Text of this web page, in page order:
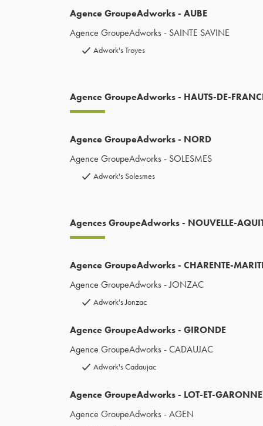
Agence GroupeAdworks - AUBE
Agence GroupeAdworks - SAINTE SAVINE
Adwork's Troyes
Agence GroupeAdworks - HAUTS-DE-
Agence GroupeAdworks - NORD
Agence GroupeAdworks - SOLESMES
Adwork's Solesmes
Agences GroupeAdworks - NOUVELLE-
Agence GroupeAdworks - CHARENTE-
Agence GroupeAdworks - JONZAC
Adwork's Jonzac
Agence GroupeAdworks - GIRONDE
Agence GroupeAdworks - CADAUJAC
Adwork's Cadaujac
Agence GroupeAdworks - LOT-ET-GARONNE
Agence GroupeAdworks - AGEN